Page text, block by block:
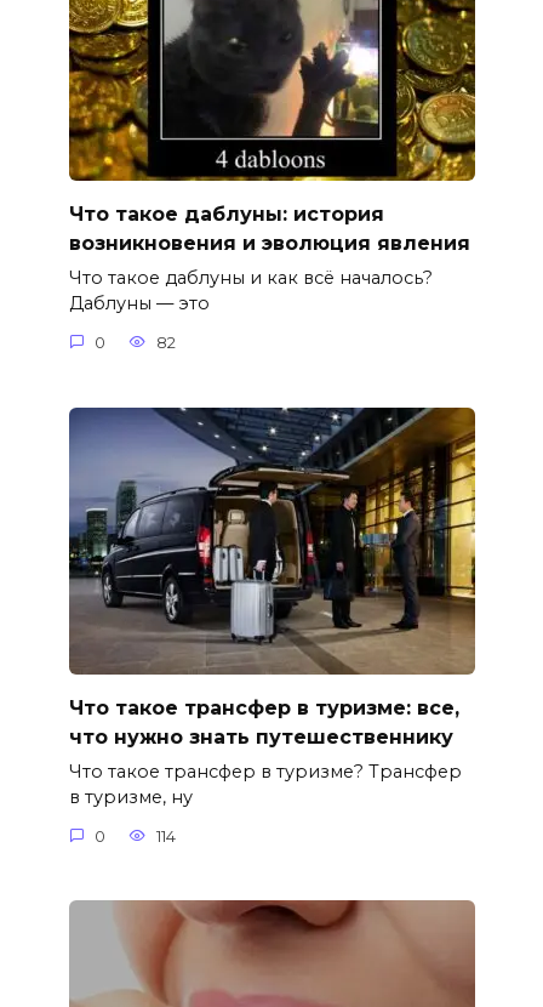
Что такое даблуны: история
возникновения и эволюция явления
Что такое даблуны и как всё началось?
Даблуны — это
0 82
Что такое трансфер в туризме: все,
что нужно знать путешественнику
Что такое трансфер в туризме? Трансфер
в туризме, ну
0 114